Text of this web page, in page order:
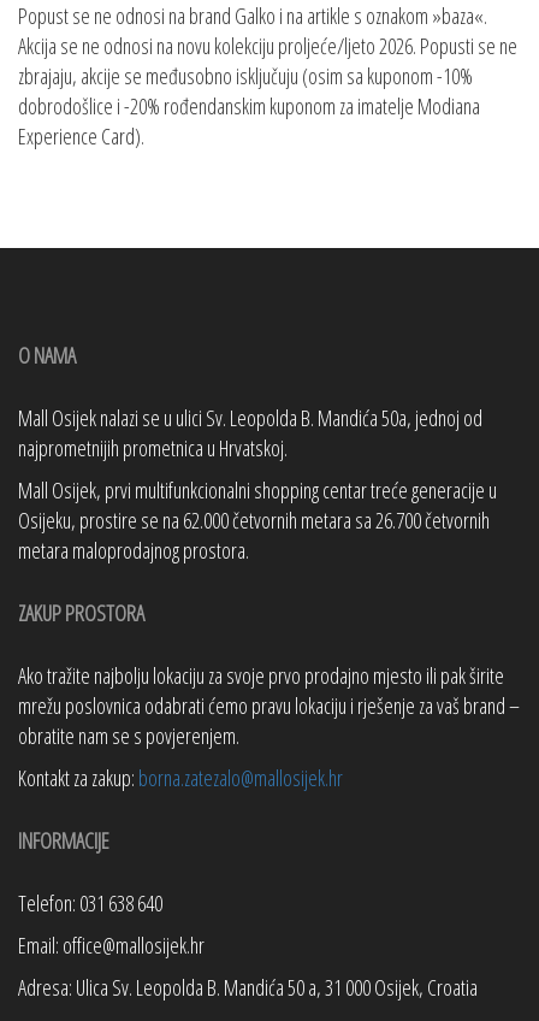
Popust se ne odnosi na brand Galko i na artikle s oznakom »baza«.
Akcija se ne odnosi na novu kolekciju proljeće/ljeto 2026. Popusti se ne
zbrajaju, akcije se međusobno isključuju (osim sa kuponom -10%
dobrodošlice i -20% rođendanskim kuponom za imatelje Modiana
Experience Card).
O NAMA
Mall Osijek nalazi se u ulici Sv. Leopolda B. Mandića 50a, jednoj od
najprometnijih prometnica u Hrvatskoj.
Mall Osijek, prvi multifunkcionalni shopping centar treće generacije u
Osijeku, prostire se na 62.000 četvornih metara sa 26.700 četvornih
metara maloprodajnog prostora.
ZAKUP PROSTORA
Ako tražite najbolju lokaciju za svoje prvo prodajno mjesto ili pak širite
mrežu poslovnica odabrati ćemo pravu lokaciju i rješenje za vaš brand –
obratite nam se s povjerenjem.
Kontakt za zakup: borna.zatezalo@mallosijek.hr
INFORMACIJE
Telefon: 031 638 640
Email: office@mallosijek.hr
Adresa: Ulica Sv. Leopolda B. Mandića 50 a, 31 000 Osijek, Croatia